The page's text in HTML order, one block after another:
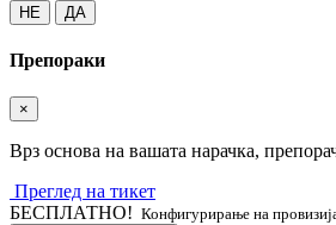
НЕ ДА
Препораки
×
Врз основа на вашата нарачка,
Преглед на тикет
БЕСПЛАТНО! Конфигурирање на